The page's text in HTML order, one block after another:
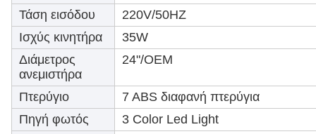
Τάση εισόδου
220V/50HZ
Ισχύς κινητήρα
35W
Διάμετρος
ανεμιστήρα
24"/OEM
Πτερύγιο
7 ABS διαφανή πτερύγια
Πηγή φωτός
3 Color Led Light